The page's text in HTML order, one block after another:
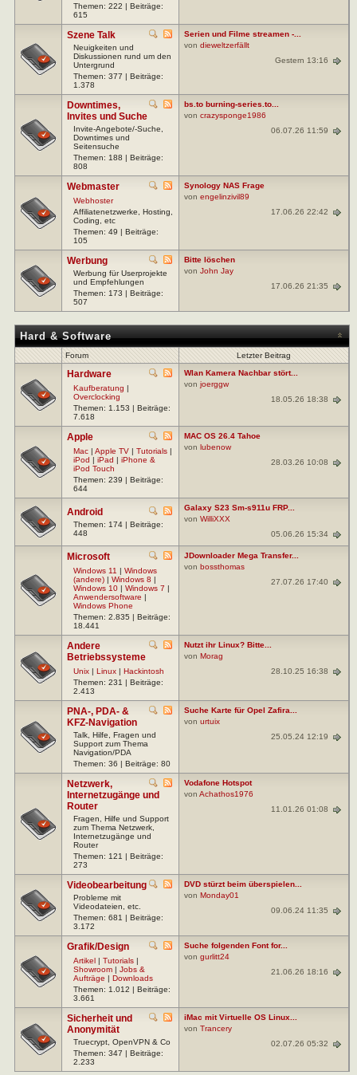
Themen: 222 | Beiträge:
615
Szene Talk
Neuigkeiten und
Diskussionen rund um den
Untergrund
Themen: 377 | Beiträge:
1.378
Serien und Filme streamen -...
von dieweltzerfällt
Gestern 13:16
Downtimes,
Invites und Suche
Invite-Angebote/-Suche,
Downtimes und
Seitensuche
Themen: 188 | Beiträge:
808
bs.to burning-series.to...
von crazysponge1986
06.07.26 11:59
Webmaster
Webhoster
Affiliatenetzwerke, Hosting,
Coding, etc
Themen: 49 | Beiträge:
105
Synology NAS Frage
von engelinzivil89
17.06.26 22:42
Werbung
Werbung für Userprojekte
und Empfehlungen
Themen: 173 | Beiträge:
507
Bitte löschen
von John Jay
17.06.26 21:35
Hard & Software
Forum Letzter Beitrag
Hardware
Kaufberatung |
Overclocking
Themen: 1.153 | Beiträge:
7.618
Wlan Kamera Nachbar stört...
von joerggw
18.05.26 18:38
Apple
Mac | Apple TV | Tutorials |
iPod | iPad | iPhone &
iPod Touch
Themen: 239 | Beiträge:
644
MAC OS 26.4 Tahoe
von lubenow
28.03.26 10:08
Android
Themen: 174 | Beiträge:
448
Galaxy S23 Sm-s911u FRP...
von WilliXXX
05.06.26 15:34
Microsoft
Windows 11 | Windows
(andere) | Windows 8 |
Windows 10 | Windows 7 |
Anwendersoftware |
Windows Phone
Themen: 2.835 | Beiträge:
18.441
JDownloader Mega Transfer...
von bossthomas
27.07.26 17:40
Andere
Betriebssysteme
Unix | Linux | Hackintosh
Themen: 231 | Beiträge:
2.413
Nutzt ihr Linux? Bitte...
von Morag
28.10.25 16:38
PNA-, PDA- &
KFZ-Navigation
Talk, Hilfe, Fragen und
Support zum Thema
Navigation/PDA
Themen: 36 | Beiträge: 80
Suche Karte für Opel Zafira...
von urtuix
25.05.24 12:19
Netzwerk,
Internetzugänge und
Router
Fragen, Hilfe und Support
zum Thema Netzwerk,
Internetzugänge und
Router
Themen: 121 | Beiträge:
273
Vodafone Hotspot
von Achathos1976
11.01.26 01:08
Videobearbeitung
Probleme mit
Videodateien, etc.
Themen: 681 | Beiträge:
3.172
DVD stürzt beim überspielen...
von Monday01
09.06.24 11:35
Grafik/Design
Artikel | Tutorials |
Showroom | Jobs &
Aufträge | Downloads
Themen: 1.012 | Beiträge:
3.661
Suche folgenden Font for...
von gurlitt24
21.06.26 18:16
Sicherheit und
Anonymität
Truecrypt, OpenVPN & Co
Themen: 347 | Beiträge:
2.233
iMac mit Virtuelle OS Linux...
von Trancery
02.07.26 05:32